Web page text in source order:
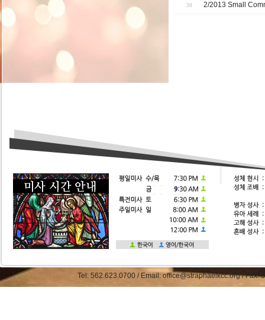
30 2/2013 Small
Tel: 562.623.0700 / Email: office@straphaelkcc.org /